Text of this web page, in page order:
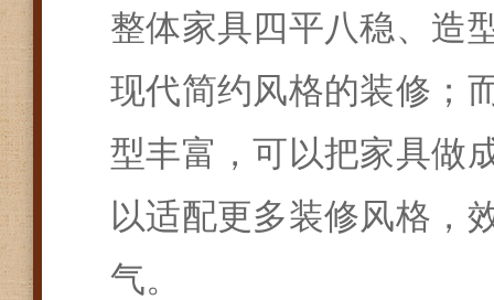
整体家具四平八稳、造
现代简约风格的装修；
型丰富，可以把家具做
以适配更多装修风格，
气。